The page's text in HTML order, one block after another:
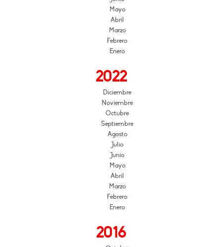
Mayo
Abril
Marzo
Febrero
Enero
2022
Diciembre
Noviembre
Octubre
Septiembre
Agosto
Julio
Junio
Mayo
Abril
Marzo
Febrero
Enero
2016